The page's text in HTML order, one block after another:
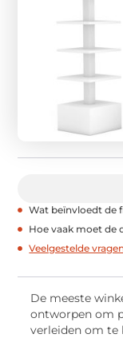
Wat beïnvloedt de
Hoe vaak moet de
Veelgestelde
De meeste
ontworpen om
verleiden om te